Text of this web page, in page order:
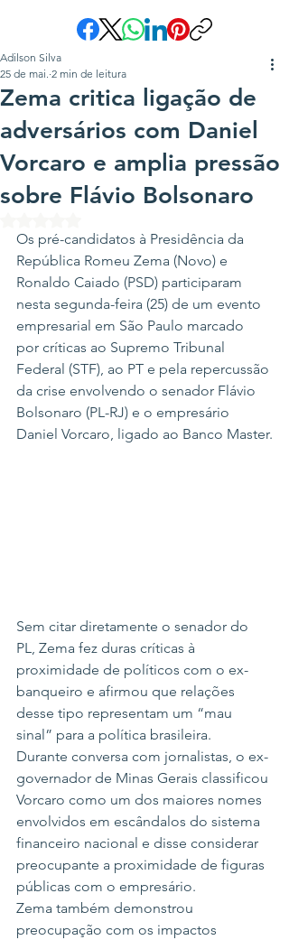
Zema critica ligação de
adversários com Daniel
Vorcaro e amplia pressão
sobre Flávio Bolsonaro
Adilson Silva
25 de mai. 2 min de leitura
Os pré-candidatos à Presidência da
República Romeu Zema (Novo) e
Ronaldo Caiado (PSD) participaram
nesta segunda-feira (25) de um evento
empresarial em São Paulo marcado
por críticas ao Supremo Tribunal
Federal (STF), ao PT e pela repercussão
da crise envolvendo o senador Flávio
Bolsonaro (PL-RJ) e o empresário
Daniel Vorcaro, ligado ao Banco Master.
Sem citar diretamente o senador do
PL, Zema fez duras críticas à
proximidade de políticos com o ex-
banqueiro e afirmou que relações
desse tipo representam um “mau
sinal” para a política brasileira.
Durante conversa com jornalistas, o ex-
governador de Minas Gerais classificou
Vorcaro como um dos maiores nomes
envolvidos em escândalos do sistema
financeiro nacional e disse considerar
preocupante a proximidade de figuras
públicas com o empresário.
Zema também demonstrou
preocupação com os impactos